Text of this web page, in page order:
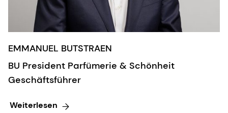
EMMANUEL BUTSTRAEN
BU President Parfümerie & Schönheit
Geschäftsführer
Weiterlesen